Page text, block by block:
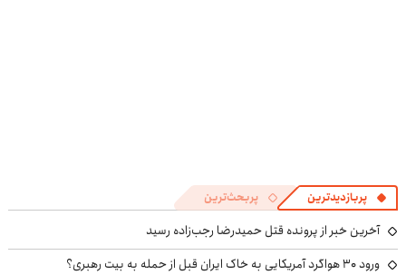
پربازدیدترین پربحث‌ترین
آخرین خبر از پرونده قتل حمیدرضا رجب‌زاده رسید
ورود ۳۰ هواگرد آمریکایی به خاک ایران قبل از حمله به بیت رهبری؟